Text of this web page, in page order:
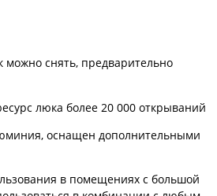
снять, предварительно
люка более 20 000 открываний
оснащен дополнительными
в помещениях с большой